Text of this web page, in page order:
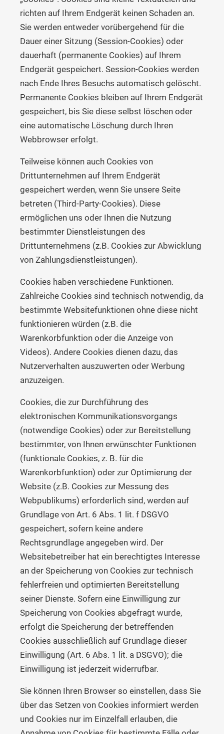
richten auf Ihrem Endgerät keinen Schaden an.
Sie werden entweder vorübergehend für die
Dauer einer Sitzung (Session-Cookies) oder
dauerhaft (permanente Cookies) auf Ihrem
Endgerät gespeichert. Session-Cookies werden
nach Ende Ihres Besuchs automatisch gelöscht.
Permanente Cookies bleiben auf Ihrem Endgerät
gespeichert, bis Sie diese selbst löschen oder
eine automatische Löschung durch Ihren
Webbrowser erfolgt.
Teilweise können auch Cookies von
Drittunternehmen auf Ihrem Endgerät
gespeichert werden, wenn Sie unsere Seite
betreten (Third-Party-Cookies). Diese
ermöglichen uns oder Ihnen die Nutzung
bestimmter Dienstleistungen des
Drittunternehmens (z.B. Cookies zur Abwicklung
von Zahlungsdienstleistungen).
Cookies haben verschiedene Funktionen.
Zahlreiche Cookies sind technisch notwendig, da
bestimmte Websitefunktionen ohne diese nicht
funktionieren würden (z.B. die
Warenkorbfunktion oder die Anzeige von
Videos). Andere Cookies dienen dazu, das
Nutzerverhalten auszuwerten oder Werbung
anzuzeigen.
Cookies, die zur Durchführung des
elektronischen Kommunikationsvorgangs
(notwendige Cookies) oder zur Bereitstellung
bestimmter, von Ihnen erwünschter Funktionen
(funktionale Cookies, z. B. für die
Warenkorbfunktion) oder zur Optimierung der
Website (z.B. Cookies zur Messung des
Webpublikums) erforderlich sind, werden auf
Grundlage von Art. 6 Abs. 1 lit. f DSGVO
gespeichert, sofern keine andere
Rechtsgrundlage angegeben wird. Der
Websitebetreiber hat ein berechtigtes Interesse
an der Speicherung von Cookies zur technisch
fehlerfreien und optimierten Bereitstellung
seiner Dienste. Sofern eine Einwilligung zur
Speicherung von Cookies abgefragt wurde,
erfolgt die Speicherung der betreffenden
Cookies ausschließlich auf Grundlage dieser
Einwilligung (Art. 6 Abs. 1 lit. a DSGVO); die
Einwilligung ist jederzeit widerrufbar.
Sie können Ihren Browser so einstellen, dass Sie
über das Setzen von Cookies informiert werden
und Cookies nur im Einzelfall erlauben, die